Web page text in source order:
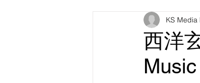
西洋
KS Media